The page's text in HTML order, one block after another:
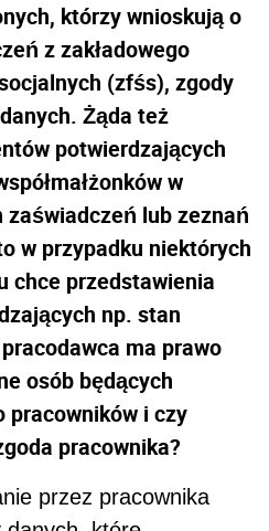
którzy wnioskują o
z zakładowego
(zfśs), zgody
Żąda też
potwierdzających
w
lub zeznań
w przypadku niektórych
chce przedstawienia
np. stan
ma prawo
osób będących
pracowników i czy
pracownika?
przez pracownika